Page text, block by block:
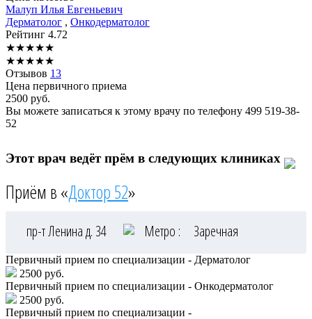
Малуп Илья Евгеньевич
Дерматолог , Онкодерматолог
Рейтинг 4.72
★★★★★
★★★★★
Отзывов 13
Цена первичного приема
2500 руб.
Вы можете записаться к этому врачу по телефону 499 519-38-
52
Этот врач ведёт прём в следующих клиниках
Приём в «Доктор 52»
пр-т Ленина д. 34 Метро : Заречная
Первичный прием по специализации - Дерматолог
2500 руб.
Первичный прием по специализации - Онкодерматолог
2500 руб.
Первичный прием по специализации -